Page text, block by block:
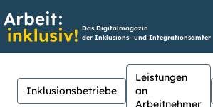
Das Digitalmagazin
der Inklusions- und Integrationsämter
Inklusionsbetriebe
Leistungen
an
Arbeitnehmer